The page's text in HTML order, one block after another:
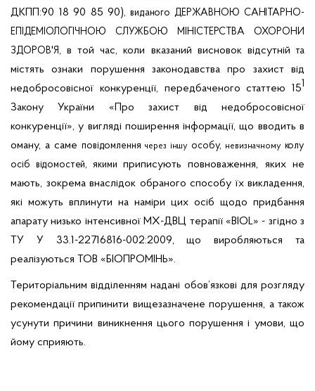
ДКПП:90 18 90 85 90), виданого ДЕРЖАВНОЮ САНІТАРНО-
ЕПІДЕМІОЛОГІЧНОЮ СЛУЖБОЮ МІНІСТЕРСТВА ОХОРОНИ
ЗДОРОВ'Я, в той час, коли вказаний висновок відсутній та
містять ознаки порушення законодавства про захист від
недобросовісної конкуренції, передбаченого статтею 15
Закону України «Про захист від недобросовісної
конкуренції», у вигляді поширення інформації, що вводить в
оману, а самеповідомлення через іншу особу, невизначному колу
осіб відомостей, якими приписують повноваження, яких не
мають, зокрема внаслідок обраного способу їх викладення,
які можуть вплинути на наміри цих осіб щодо придбання
апарату низько інтенсивної МХ-ДВЦ терапії «BIOL» - згідно з
ТУ У 33.1-22716816-002:2009, що виробляються та
реалізуються ТОВ «БІОПРОМІНЬ».
Територіальним відділенням надані обов’язкові для розгляду
рекомендації припинити вищезазначене порушення, а також
усунути причини виникнення цього порушення і умови, що
йому сприяють.